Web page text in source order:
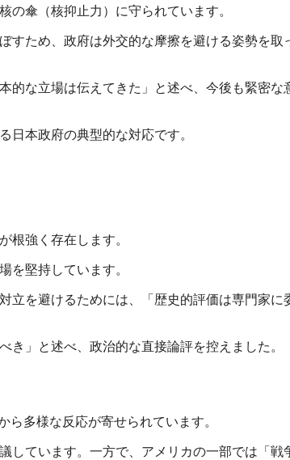
の傘（核抑止力）に守られています。
すため、政府は外交的な摩擦を避ける姿勢を取
的な立場は伝えてきた」と述べ、今後も緊密な
日本政府の典型的な対応です。
根強く存在します。
を堅持しています。
立を避けるためには、「歴史的評価は専門家に
」と述べ、政治的な直接論評を控えました。
ら多様な反応が寄せられています。
しています。一方で、アメリカの一部では「戦